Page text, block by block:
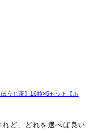
うじ茶】16粒×5セット【ホ
れど、どれを選べば良い